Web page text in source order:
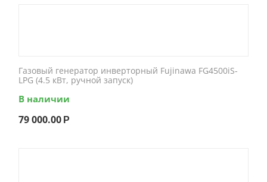
Газовый генератор инверторный Fujinawa FG4500iS-
LPG (4.5 кВт, ручной запуск)
В наличии
79 000.00 Р